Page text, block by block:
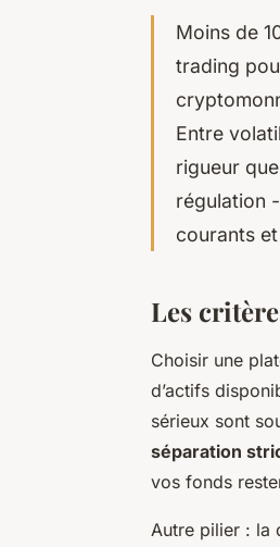
Moins de
trading
Entre
rigueur
régulation
courants
Les
Choisir une
d’actifs
sérieux sont
séparation
vos fonds
Autre pilier : la